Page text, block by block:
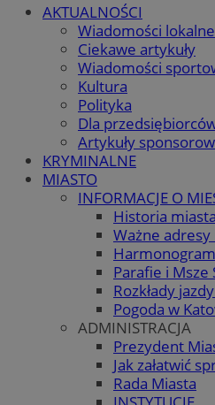
AKTUALNOŚCI
Wiadomości lokalne
Ciekawe artykuły
Wiadomości
Kultura
Polityka
Dla
Artykuły
KRYMINALNE
MIASTO
INFORMACJE O
Historia miasta
Ważne
Parafie i Msze
Rozkłady
Pogoda w
ADMINISTRACJA
Prezydent
Jak załatwić
Rada Miasta